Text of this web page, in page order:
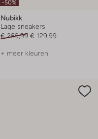
-50%
Nubikk
Lage sneakers
€ 259,99 € 129,99
+ meer kleuren